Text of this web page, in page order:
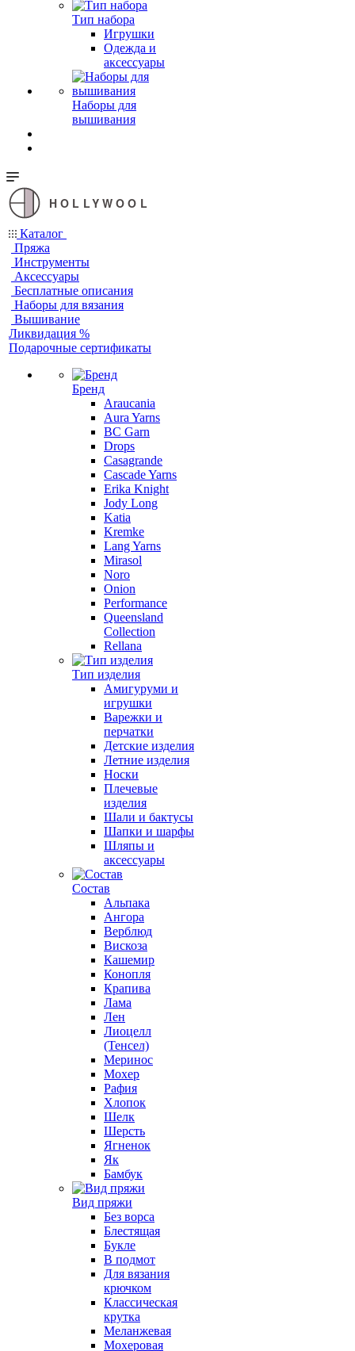
Тип набора
Игрушки
Одежда и
аксессуары
Наборы для
вышивания
HOLLYWOOL
Каталог
Пряжа
Инструменты
Аксессуары
Бесплатные описания
Наборы для вязания
Вышивание
Ликвидация %
Подарочные сертификаты
Бренд
Araucania
Aura Yarns
BC Garn
Drops
Casagrande
Cascade Yarns
Erika Knight
Jody Long
Katia
Kremke
Lang Yarns
Mirasol
Noro
Onion
Performance
Queensland
Collection
Rellana
Тип изделия
Амигуруми и
игрушки
Варежки и
перчатки
Детские изделия
Летние изделия
Носки
Плечевые
изделия
Шали и бактусы
Шапки и шарфы
Шляпы и
аксессуары
Состав
Альпака
Ангора
Верблюд
Вискоза
Кашемир
Конопля
Крапива
Лама
Лен
Лиоцелл
(Тенсел)
Меринос
Мохер
Рафия
Хлопок
Шелк
Шерсть
Ягненок
Як
Бамбук
Вид пряжи
Без ворса
Блестящая
Букле
В подмот
Для вязания
крючком
Классическая
крутка
Меланжевая
Мохеровая